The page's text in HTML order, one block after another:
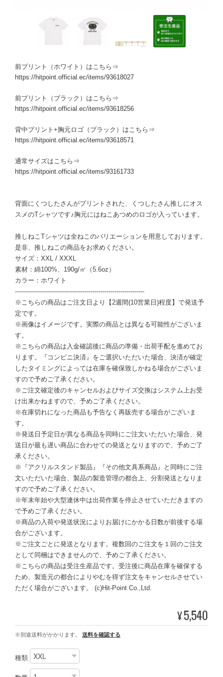
前プリント（ホワイト）はこちら⇒
https://hitpoint.official.ec/items/93618027
前プリント（ブラック）はこちら⇒
https://hitpoint.official.ec/items/93618256
背中プリント+胸元ロゴ（ブラック）はこちら⇒
https://hitpoint.official.ec/items/93618571
通常サイズはこちら⇒
https://hitpoint.official.ec/items/93161733
背面にくつしたさんがプリントされた、くつしたさん推しにオス
スメのTシャツです♪胸元にはねこあつめのロゴが入っています。
推しねこTシャツは全ねこのバリエーションを用意しております。
是非、推しねこの商品をお求めください。
サイズ：XXL / XXXL
素材：綿100%、190g/㎡（5.6oz）
カラー：ホワイト
-----------------------------------------------------------------
※こちらの商品はご注文日より【2週間(10営業日)程度】で発送予
定です。
※画像はイメージです。実際の商品とは異なる可能性がございま
す。
※こちらの商品は入金確認後に商品の準備・出荷手配を進めてお
ります。『コンビニ決済』をご選択いただいた場合、決済が確定
したタイミングによっては在庫を確保致しかねる場合がございま
すので予めご了承ください。
※ご注文確定後のキャンセルおよびサイズ交換はシステム上お受
け出来かねますので、予めご了承ください。
※在庫切れになった商品も予告なく再販売する場合がございま
す。
※発送日予定日が異なる商品を同時にご注文いただいた場合、発
送日が最も遅い商品に合わせての発送となりますので、予めご了
承ください。
※『アクリルスタンド製品』『その他文具系商品』と同時にご注
文いただいた場合、製品の製造管理の都合上、分割発送となりま
すので予めご了承ください。
※年末年始や大型連休中は出荷作業を停止させていただきますの
で予めご了承ください。
※商品の入荷や発送状況によりお届けにかかる日数が前後する場
合がございます。
※ご注文ごとに発送となります。複数回のご注文を１回のご注文
として同梱はできませんので、予めご了承ください。
※こちらの商品は受注生産品です。受注後に商品在庫を確保する
ため、製造元の都合によりやむを得ず注文をキャンセルさせてい
ただく場合がございます。 (c)Hit-Point Co.,Ltd.
¥5,540
※別途送料がかかります。 送料を確認する
種類